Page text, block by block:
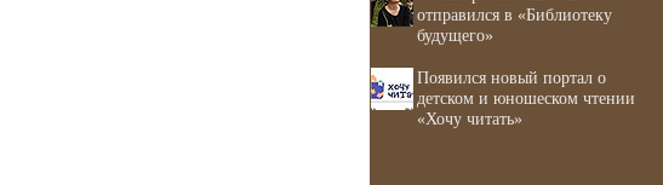
отправился в «Библиотеку
будущего»
Появился новый портал о
детском и юношеском чтении
«Хочу читать»